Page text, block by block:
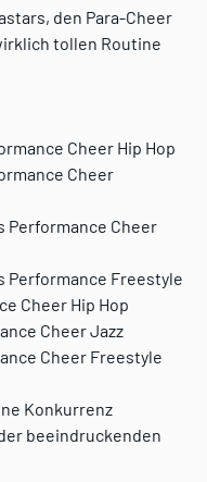
den Para-Cheer
tollen Routine
Cheer Hip Hop
Cheer
Performance Cheer
Performance Freestyle
Cheer Hip Hop
Cheer Jazz
Cheer Freestyle
Konkurrenz
beeindruckenden